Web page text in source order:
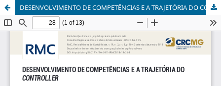
DESENVOLVIMENTO DE COMPETÊNCIAS E A TRAJETÓRIA DO CONTROLLER